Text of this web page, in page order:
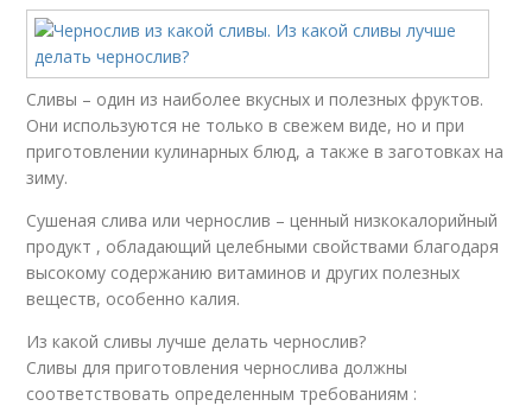
Сливы – один из наиболее вкусных и полезных фруктов.
Они используются не только в свежем виде, но и при
приготовлении кулинарных блюд, а также в заготовках на
зиму.
Сушеная слива или чернослив – ценный низкокалорийный
продукт , обладающий целебными свойствами благодаря
высокому содержанию витаминов и других полезных
веществ, особенно калия.
Из какой сливы лучше делать чернослив?
Сливы для приготовления чернослива должны
соответствовать определенным требованиям :